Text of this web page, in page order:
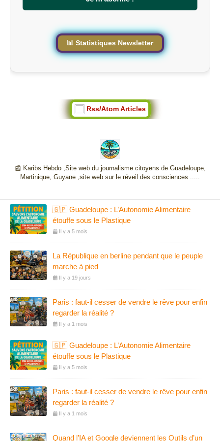
📊 Statistiques Newsletter
Rss/Atom Articles
📰 Karibs Hebdo ,Site web du journalisme citoyens de Guadeloupe,
Martinique, Guyane ,site web sur le réveil des consciences .....
🇬🇵 Guadeloupe : L’Autonomie Alimentaire
étouffe sous le Plastique
Il y a 5 mois
La République en berline pendant que le peuple
marche à pied
Il y a 19 jours
Paris : faut-il cesser de vendre le rêve pour enfin
regarder la réalité ?
Il y a 1 mois
🇬🇵 Guadeloupe : L’Autonomie Alimentaire
étouffe sous le Plastique
Il y a 5 mois
Paris : faut-il cesser de vendre le rêve pour enfin
regarder la réalité ?
Il y a 1 mois
Quand l’IA et Google deviennent les Outils d’un